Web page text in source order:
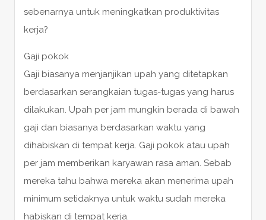
sebenarnya untuk meningkatkan produktivitas
kerja?
Gaji pokok
Gaji biasanya menjanjikan upah yang ditetapkan
berdasarkan serangkaian tugas-tugas yang harus
dilakukan. Upah per jam mungkin berada di bawah
gaji dan biasanya berdasarkan waktu yang
dihabiskan di tempat kerja. Gaji pokok atau upah
per jam memberikan karyawan rasa aman. Sebab
mereka tahu bahwa mereka akan menerima upah
minimum setidaknya untuk waktu sudah mereka
habiskan di tempat kerja.